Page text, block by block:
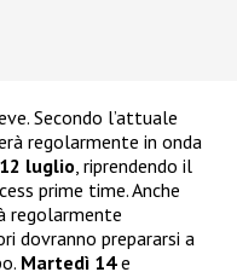
Secondo l’attuale
regolarmente in onda
luglio, riprendendo il
prime time. Anche
regolarmente
dovranno prepararsi a
Martedì 14e